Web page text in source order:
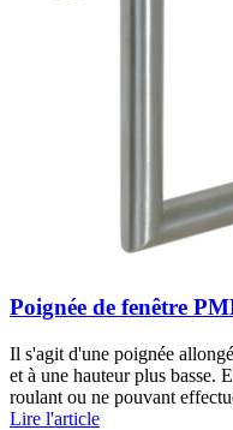
Poignée de fenêtre
Il s'agit d'une poignée
et à une hauteur plus basse.
roulant ou ne pouvant
Lire l'article